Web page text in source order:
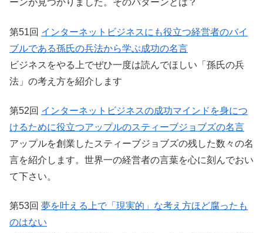
ーンが見つかりました。そのパターンとは？
第51回 インターネットビジネスにも役立つ経営者のバイ
ブルである孫氏の兵法から学ぶ成功の名言
ビジネスをやる上でぜひ一度は読んでほしい「孫氏の兵
法」の考え方を紹介します
第52回 インターネットビジネスの成功マインドを身につ
けるために役立つアップルのスティーブジョブズの名言
アップルを創業したスティーブジョブズの残した数々の名
言を紹介します。世界一の経営者の言葉を心に刻んでおい
て下さい。
第53回 夢を叶える上で「現実的」な考え方ほど腐ったも
のはない